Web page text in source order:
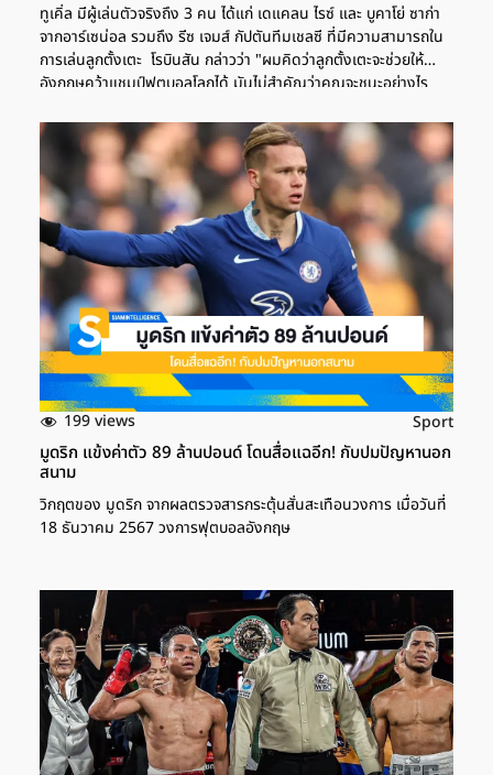
ทูเคิ่ล มีผู้เล่นตัวจริงถึง 3 คน ได้แก่ เดแคลน ไรซ์ และ บูคาโย่ ซาก่า
จากอาร์เซน่อล รวมถึง รีซ เจมส์ กัปตันทีมเชลซี ที่มีความสามารถใน
การเล่นลูกตั้งเตะ โรบินสัน กล่าวว่า "ผมคิดว่าลูกตั้งเตะจะช่วยให้
อังกฤษคว้าแชมป์ฟุตบอลโลกได้ มันไม่สำคัญว่าคุณจะชนะอย่างไร
ฟุตบอลโลก โดยเฉพาะในช่วงท้ายเกม อาจตัดสินกันด้วยประตูเพียง
ประตูเดียว เหตุการณ์เพียงครั้งเดียว หรือช่วงเวลาสั้นๆ"
Reuters/Andrew Boyers โธมัส ทูเคิ่ล กุนซือทีมชาติอังกฤษ เด
แคลน ไรซ์ และ แฮร์รี่ เคน "ถ้ามีนักเตะสักคนที่สามารถโยนบอลเข้าไป
ในกรอบเขตโทษจากเส้นกลางสนาม หรือส่งบอลได้อย่างแม่นยำและ
อันตรายจากลูกตั้งเตะ ก็จงใช้พวกเขา" "มันเห็นได้ชัดเจนมากใน
พรีเมียร์ลีก ไม่ใช่แค่ทีมที่เป็นรองกว่าเท่านั้นที่ใช้" "ลองดูทีมจ่าฝูงสิ
อาร์เซน่อลขึ้นชื่อเรื่องการใช้ลูกตั้งเตะ ใครเป็นคนเตะมุมและลูกตั้งเตะ
ที่อันตรายเหล่านั้นให้พวกเขา ? เดแคลน ไรซ์ และ บูกาโย่ ซาก้า" "แล้ว
ลองดูคุณภาพการเล่นลูกกลางอากาศของอังกฤษ ความสามารถและ
คุณภาพที่พวกเขามีในสถานการณ์เหล่านั้น และผมไม่แน่ใจว่าทีมชาติ
อื่นๆ จะเตรียมพร้อมสำหรับมันหรือไม่" […]
199 views
Sport
มูดริก แข้งค่าตัว 89 ล้านปอนด์ โดนสื่อแฉอีก! กับปมปัญหานอก
สนาม
วิกฤตของ มูดริก จากผลตรวจสารกระตุ้นสั่นสะเทือนวงการ เมื่อวันที่
18 ธันวาคม 2567 วงการฟุตบอลอังกฤษ